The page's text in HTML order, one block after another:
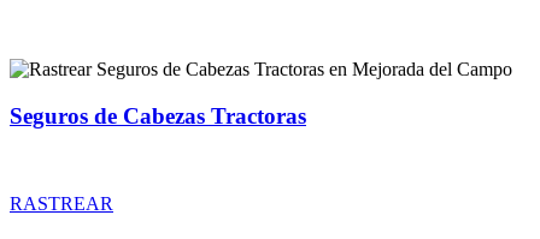
Seguros de Cabezas Tractoras
RASTREAR